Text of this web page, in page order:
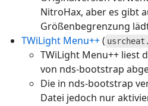
NitroHax, aber es gibt
Größenbegrenzung
TWiLight Menu++(
TWiLight Menu++ liest
von nds-bootstrap
Die in nds-bootstrap
Datei jedoch nur